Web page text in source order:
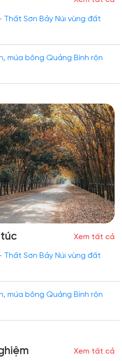
Thất Sơn Bảy Núi vùng đất
múa bông Quảng Bình rộn
Xem tất cả
Thất Sơn Bảy Núi vùng đất
múa bông Quảng Bình rộn
Xem tất cả